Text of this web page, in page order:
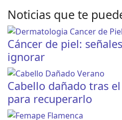
Noticias que te
Cáncer de piel:
ignorar
Cabello dañado tras
para recuperarlo